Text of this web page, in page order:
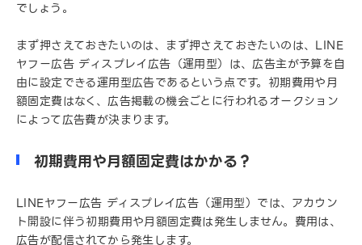
でしょう。
まず押さえておきたいのは、まず押さえておきたいのは、LINE
ヤフー広告 ディスプレイ広告（運用型）は、広告主が予算を自
由に設定できる運用型広告であるという点です。初期費用や月
額固定費はなく、広告掲載の機会ごとに行われるオークション
によって広告費が決まります。
初期費用や月額固定費はかかる？
LINEヤフー広告 ディスプレイ広告（運用型）では、アカウン
ト開設に伴う初期費用や月額固定費は発生しません。費用は、
広告が配信されてから発生します。